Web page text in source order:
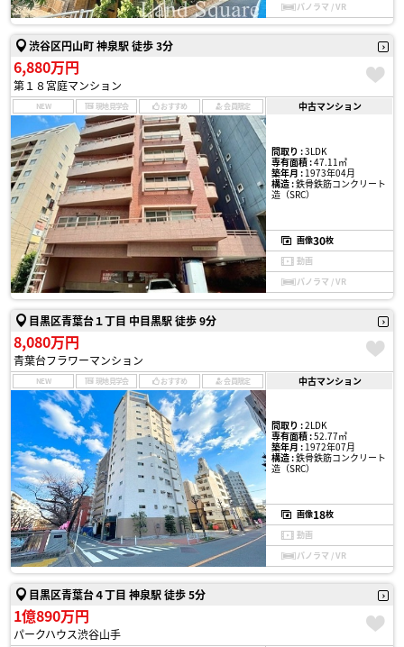
パノラマ / VR
渋谷区円山町 神泉駅 徒歩 3分
6,880万円
第１８宮庭マンション
NEW 現地見学会 おすすめ 会員限定 中古マンション
間取り :3LDK
専有面積 :47.11㎡
築年月 :1973年04月
構造 :鉄骨鉄筋コンクリート
造（SRC）
画像30枚
動画
パノラマ / VR
目黒区青葉台１丁目 中目黒駅 徒歩 9分
8,080万円
青葉台フラワーマンション
NEW 現地見学会 おすすめ 会員限定 中古マンション
間取り :2LDK
専有面積 :52.77㎡
築年月 :1972年07月
構造 :鉄骨鉄筋コンクリート
造（SRC）
画像18枚
動画
パノラマ / VR
目黒区青葉台４丁目 神泉駅 徒歩 5分
1億890万円
パークハウス渋谷山手